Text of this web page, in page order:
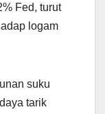
Fed, turut
logam
suku
tarik